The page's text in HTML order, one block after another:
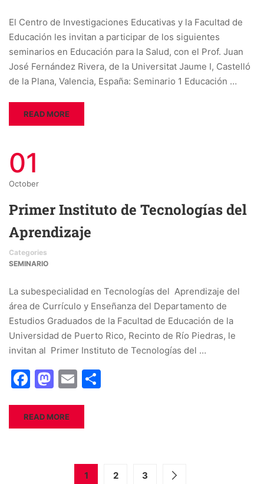
El Centro de Investigaciones Educativas y la Facultad de
Educación les invitan a participar de los siguientes
seminarios en Educación para la Salud, con el Prof. Juan
José Fernández Rivera, de la Universitat Jaume I, Castelló
de la Plana, Valencia, España: Seminario 1 Educación …
READ MORE
01
October
Primer Instituto de Tecnologías del
Aprendizaje
Categories
SEMINARIO
La subespecialidad en Tecnologías del Aprendizaje del
área de Currículo y Enseñanza del Departamento de
Estudios Graduados de la Facultad de Educación de la
Universidad de Puerto Rico, Recinto de Río Piedras, le
invitan al Primer Instituto de Tecnologías del …
Facebook
Mastodon
Email
READ MORE
1 2 3